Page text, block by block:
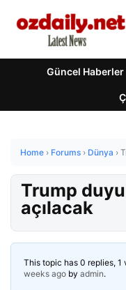
Güncel Haberler
Home › Forums › Dünya ›
Trump
açılacak
This topic has 0 replies,
weeks ago by admin.